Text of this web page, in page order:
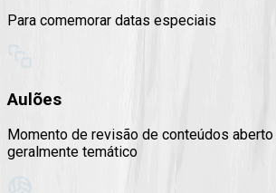
Para comemorar datas especiais
Aulões
Momento de revisão de conteúdos
geralmente temático